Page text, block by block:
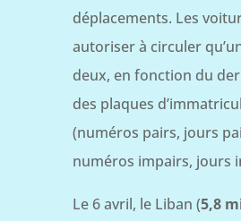
déplacements. Les
autoriser à circuler
deux, en fonction du
des plaques
(numéros pairs, jours
numéros impairs, jours
Le 6 avril, le Liban (5,8